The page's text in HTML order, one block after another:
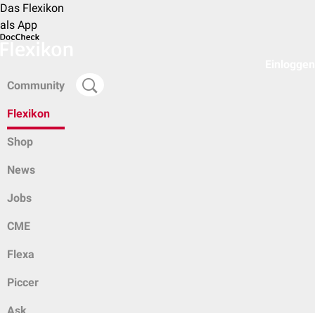
Das Flexikon
als App
Community
Flexikon
Shop
News
Jobs
CME
Flexa
Piccer